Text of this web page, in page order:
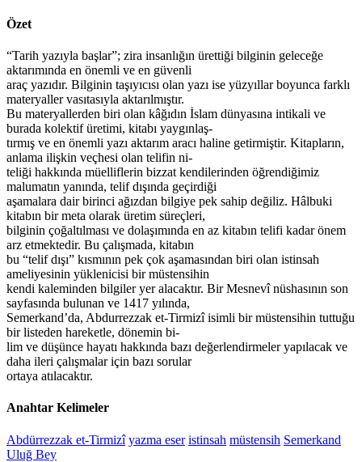
Özet
“Tarih yazıyla başlar”; zira insanlığın ürettiği bilginin geleceğe
aktarımında en önemli ve en güvenli
araç yazıdır. Bilginin taşıyıcısı olan yazı ise yüzyıllar boyunca farklı
materyaller vasıtasıyla aktarılmıştır.
Bu materyallerden biri olan kâğıdın İslam dünyasına intikali ve
burada kolektif üretimi, kitabı yaygınlaş-
tırmış ve en önemli yazı aktarım aracı haline getirmiştir. Kitapların,
anlama ilişkin veçhesi olan telifin ni-
teliği hakkında müelliflerin bizzat kendilerinden öğrendiğimiz
malumatın yanında, telif dışında geçirdiği
aşamalara dair birinci ağızdan bilgiye pek sahip değiliz. Hâlbuki
kitabın bir meta olarak üretim süreçleri,
bilginin çoğaltılması ve dolaşımında en az kitabın telifi kadar önem
arz etmektedir. Bu çalışmada, kitabın
bu “telif dışı” kısmının pek çok aşamasından biri olan istinsah
ameliyesinin yüklenicisi bir müstensihin
kendi kaleminden bilgiler yer alacaktır. Bir Mesnevî nüshasının son
sayfasında bulunan ve 1417 yılında,
Semerkand’da, Abdurrezzak et-Tirmizî isimli bir müstensihin tuttuğu
bir listeden hareketle, dönemin bi-
lim ve düşünce hayatı hakkında bazı değerlendirmeler yapılacak ve
daha ileri çalışmalar için bazı sorular
ortaya atılacaktır.
Anahtar Kelimeler
Abdürrezzak et-Tirmizî yazma eser istinsah müstensih Semerkand
Uluğ Bey